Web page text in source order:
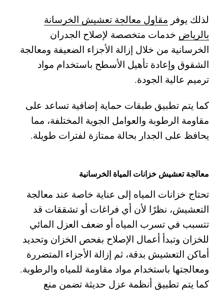
لذلك يوفر مقاول معالجة تعشيش الخرسانة
بالرياض خدمات متخصصة لإصلاح الجدران
الخرسانية من خلال إزالة الأجزاء الضعيفة ومعالجة
الشقوق وإعادة تأهيل الأسطح باستخدام مواد
ترميم عالية الجودة.
كما يتم تطبيق طبقات حماية إضافية تساعد على
مقاومة الرطوبة والعوامل الجوية المختلفة، مما
يحافظ على الجدار بحالة ممتازة لفترات طويلة.
معالجة تعشيش خزانات المياة الخرسانية
تحتاج خزانات المياه إلى عناية خاصة عند معالجة
التعشيش، نظرًا لأن أي فراغات أو تشققات قد
تتسبب في تسرب المياه أو ضعف العزل المائي
للخزان وتبدأ أعمال الإصلاح بفحص الخزان وتحديد
أماكن التعشيش بدقة، ثم إزالة الأجزاء المتضررة
ومعالجتها باستخدام مواد مقاومة للمياه والرطوبة.
كما يتم تطبيق أنظمة عزل حديثة تضمن منع